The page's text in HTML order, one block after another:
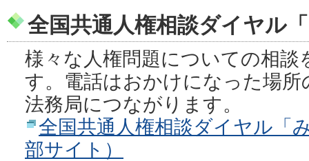
全国共通人権相談ダイヤル
様々な人権問題についての相談
す。電話はおかけになった場所
法務局につながります。
全国共通人権相談ダイヤル「
部サイト）